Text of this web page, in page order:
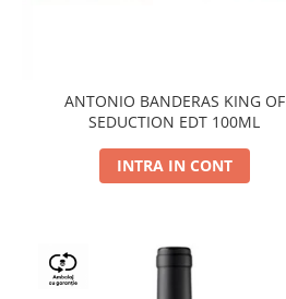
ANTONIO BANDERAS KING OF
SEDUCTION EDT 100ML
INTRA IN CONT